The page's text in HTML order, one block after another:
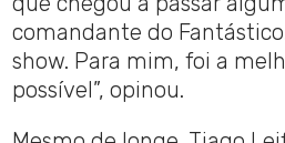
comandante do
show. Para mim, foi a
possível”, opinou.